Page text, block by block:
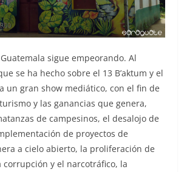
sigue empeorando. Al
se ha hecho sobre el 13 B’aktum y el
un gran show mediático, con el fin de
y las ganancias que genera,
de campesinos, el desalojo de
de proyectos de
a cielo abierto, la proliferación de
corrupción y el narcotráfico, la